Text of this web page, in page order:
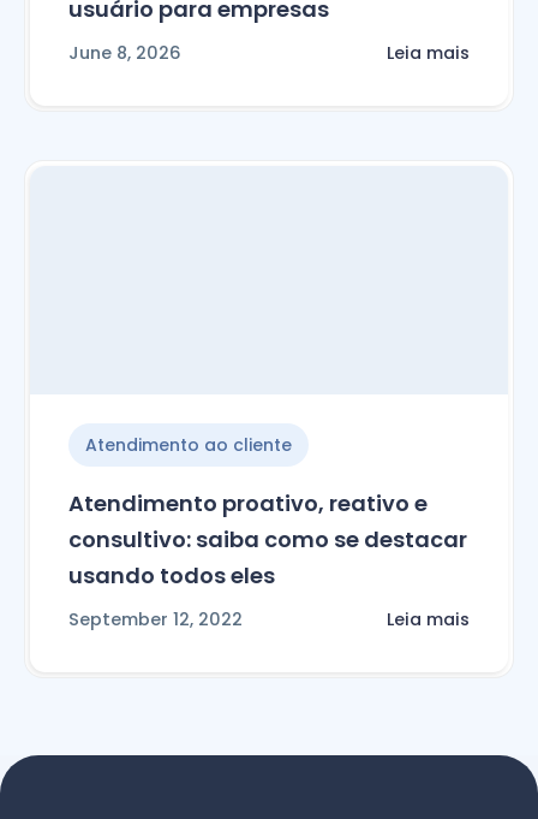
usuário para empresas
June 8, 2026 Leia mais
Atendimento ao cliente
Atendimento proativo, reativo e
consultivo: saiba como se destacar
usando todos eles
September 12, 2022 Leia mais